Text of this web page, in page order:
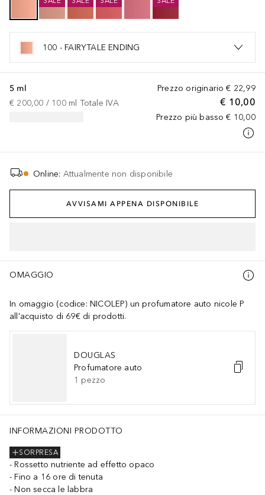
100 - FAIRYTALE ENDING
Prezzo originario € 22,99
€ 10,00
Prezzo più basso € 10,00
5 ml
€ 200,00 / 100 ml Totale IVA
Online: Attualmente non disponibile
AVVISAMI APPENA DISPONIBILE
OMAGGIO
In omaggio (codice: NICOLEP) un profumatore auto nicole P
all'acquisto di 69€ di prodotti.
DOUGLAS
Profumatore auto
1 pezzo
INFORMAZIONI PRODOTTO
SORPRESA
Rossetto nutriente ad effetto opaco
Fino a 16 ore di tenuta
Non secca le labbra